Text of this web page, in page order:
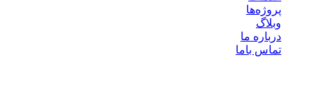
پروژه‌ها
وبلاگ
درباره ما
تماس باما